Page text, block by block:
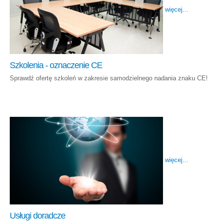
więcej...
Szkolenia - oznaczenie CE
Sprawdź ofertę szkoleń w zakresie samodzielnego nadania znaku CE!
więcej...
Usługi doradcze